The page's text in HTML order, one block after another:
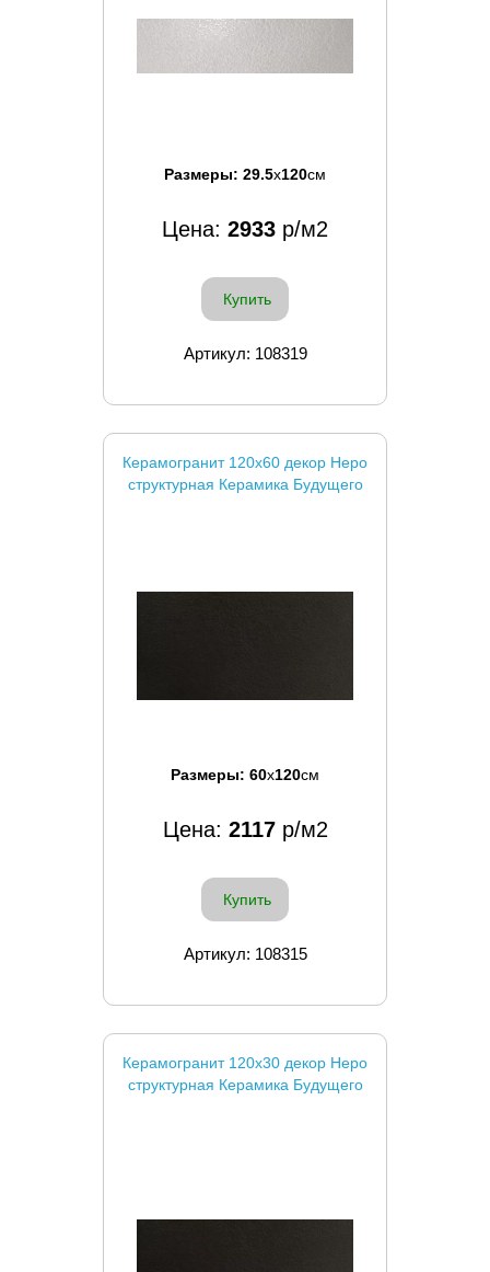
Размеры: 29.5x120см
Цена: 2933 р/м2
Купить
Артикул: 108319
Керамогранит 120x60 декор Неро
структурная Керамика Будущего
Размеры: 60x120см
Цена: 2117р/м2
Купить
Артикул: 108315
Керамогранит 120x30 декор Неро
структурная Керамика Будущего